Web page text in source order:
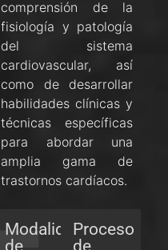
comprensión de la
fisiología y patología
del sistema
cardiovascular, así
como de desarrollar
habilidades clínicas y
técnicas específicas
para abordar una
amplia gama de
trastornos cardíacos.
ModalidadesProceso